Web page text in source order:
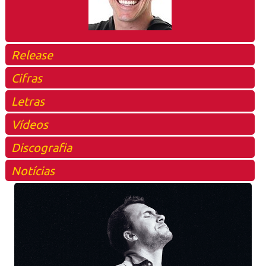
Release
Cifras
Letras
Vídeos
Discografia
Notícias